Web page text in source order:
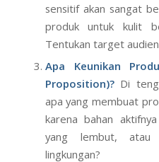
sensitif akan sangat
produk untuk kulit
Tentukan target
Apa Keunikan
Proposition)?Di
apa yang membuat
karena bahan
yang lembut, atau
lingkungan?